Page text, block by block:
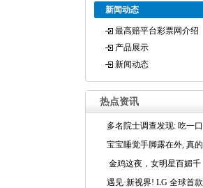
新闻动态
最高赔平台彩票网介绍
产品展示
新闻动态
热点资讯
多名院士调查发现: 吃一口
宝宝睡觉手脚露在外, 真的
金鸡这夜，女明星百媚千
遇见·新视界! LG 全球首款